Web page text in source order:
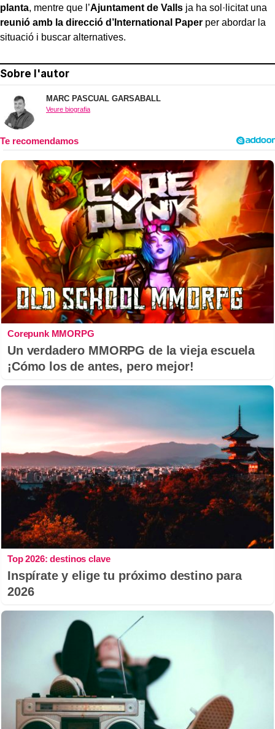
planta, mentre que l’Ajuntament de Valls ja ha sol·licitat una
reunió amb la direcció d’International Paper per abordar la
situació i buscar alternatives.
Sobre l'autor
MARC PASCUAL GARSABALL
Veure biografia
Corepunk MMORPG
Un verdadero MMORPG de la vieja escuela
¡Cómo los de antes, pero mejor!
Top 2026: destinos clave
Inspírate y elige tu próximo destino para
2026